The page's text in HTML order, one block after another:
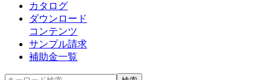
カタログ
ダウンロード
コンテンツ
サンプル請求
補助金一覧